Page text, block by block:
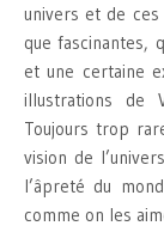
univers et de
que fascinantes,
et une certaine
illustrations de
Toujours trop
vision de
l’âpreté du
comme on les